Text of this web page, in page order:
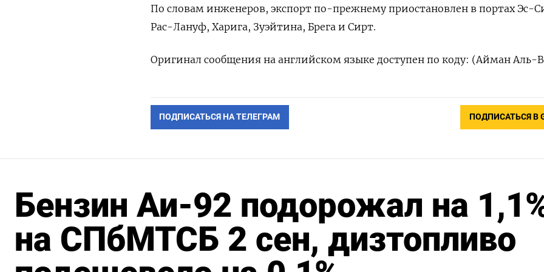
По словам инженеров, экспорт по-прежнему приостановлен в портах Эс-
Рас-Лануф, Харига, Зуэйтина, Брега и Сирт.
Оригинал сообщения на английском языке доступен по коду: (Айман Аль-
ПОДПИСАТЬСЯ НА ТЕЛЕГРАМ ПОДПИСАТЬСЯ В
Бензин Аи-92 подорожал на
на СПбМТСБ 2 сен, дизтопливо